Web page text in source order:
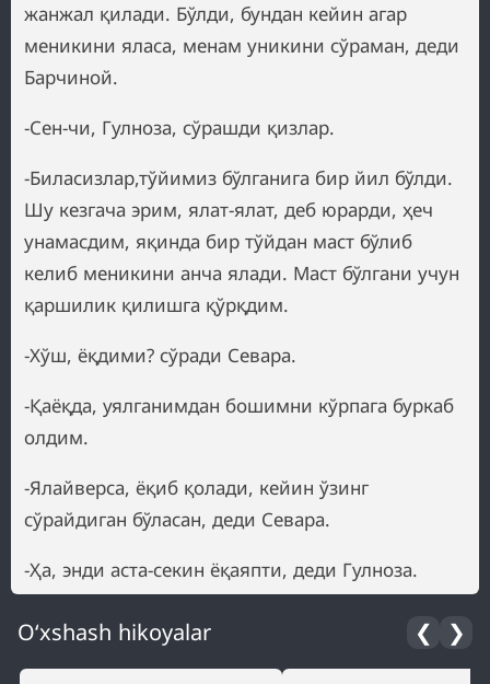
жанжал қилади. Бўлди, бундан кейин агар
меникини яласа, менам уникини сўраман, деди
Барчиной.
-Сен-чи, Гулноза, сўрашди қизлар.
-Биласизлар,тўйимиз бўлганига бир йил бўлди.
Шу кезгача эрим, ялат-ялат, деб юрарди, ҳеч
унамасдим, яқинда бир тўйдан маст бўлиб
келиб меникини анча ялади. Маст бўлгани учун
қаршилик қилишга қўрқдим.
-Хўш, ёқдими? сўради Севара.
-Қаёқда, уялганимдан бошимни кўрпага буркаб
олдим.
-Ялайверса, ёқиб қолади, кейин ўзинг
сўрайдиган бўласан, деди Севара.
-Ҳа, энди аста-секин ёқаяпти, деди Гулноза.
O‘xshash hikoyalar ❮ ❯